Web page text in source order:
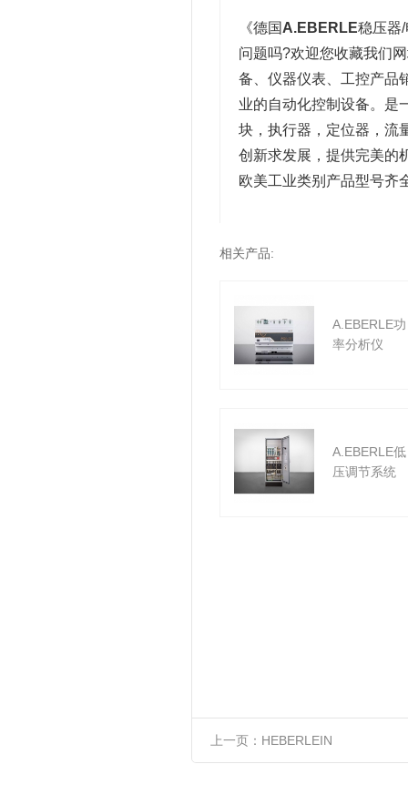
《德国 A.EBERLE稳压器
问题吗?欢迎您收藏我们
备、仪器仪表、工控产品
业的自动化控制设备。是
块，执行器，定位器，流
创新求发展，提供完美的
欧美工业类别产品型号齐
相关产品:
A.EBERLE功
率分析仪
A.EBERLE低
压调节系统
上一页： HEBERLEIN